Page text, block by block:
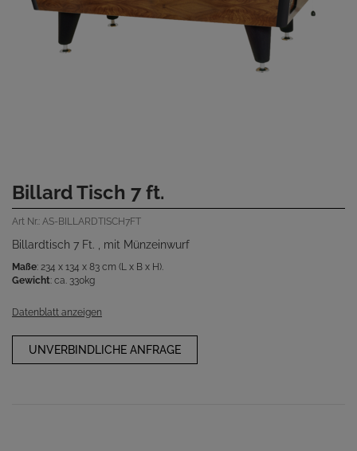
Billard Tisch 7 ft.
Art Nr.: AS-BILLARDTISCH7FT
Billardtisch 7 Ft. , mit Münzeinwurf
Maße: 234 x 134 x 83 cm (L x B x H).
Gewicht: ca. 330kg
Datenblatt anzeigen
UNVERBINDLICHE ANFRAGE